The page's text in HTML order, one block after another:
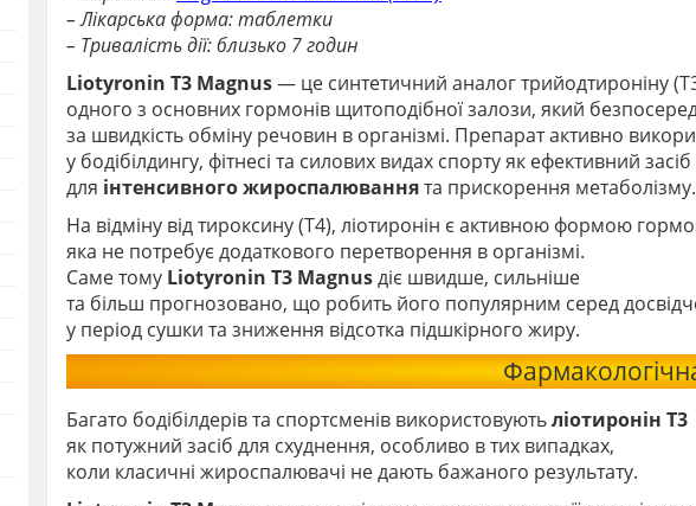
– Лікарська форма: таблетки
– Тривалість дії: близько 7 годин
Liotyronin T3 Magnus— це синтетичний аналог трийодтироніну
одного з основних гормонів щитоподібної залози, який
за швидкість обміну речовин в організмі. Препарат активно
у бодібілдингу, фітнесі та силових видах спорту як ефективний засіб
для інтенсивного жироспалюваннята прискорення метаболізму.
На відміну від тироксину (T4), ліотиронін є активною формою
яка не потребує додаткового перетворення в організмі.
Саме тому Liotyronin T3 Magnusдіє швидше, сильніше
та більш прогнозовано, що робить його популярним серед
у період сушки та зниження відсотка підшкірного жиру.
Багато бодібілдерів та спортсменів використовуютьліотиронін T3
як потужний засіб для схуднення, особливо в тих випадках,
коли класичні жироспалювачі не дають бажаного результату.